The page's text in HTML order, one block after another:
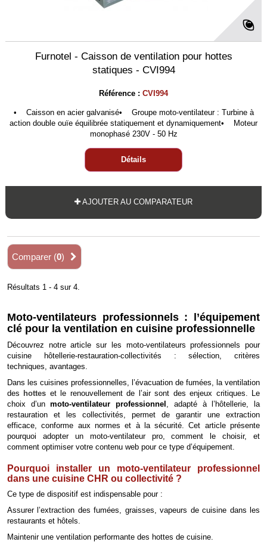
Furnotel - Caisson de ventilation pour hottes
statiques - CVI994
Référence : CVI994
• Caisson en acier galvanisé• Groupe moto-ventilateur : Turbine à
action double ouïe équilibrée statiquement et dynamiquement• Moteur
monophasé 230V - 50 Hz
Détails
AJOUTER AU COMPARATEUR
Comparer (0)
Résultats 1 - 4 sur 4.
Moto-ventilateurs professionnels : l’équipement
clé pour la ventilation en cuisine professionnelle
Découvrez notre article sur les moto-ventilateurs professionnels pour
cuisine hôtellerie-restauration-collectivités : sélection, critères
techniques, avantages.
Dans les cuisines professionnelles, l’évacuation de fumées, la ventilation
des hottes et le renouvellement de l’air sont des enjeux critiques. Le
choix d’unmoto-ventilateur professionnel , adapté à l’hôtellerie, la
restauration et les collectivités, permet de garantir une extraction
efficace, conforme aux normes et à la sécurité. Cet article présente
pourquoi adopter un moto-ventilateur pro, comment le choisir, et
comment optimiser votre contenu web pour ce type d’équipement.
Pourquoi installer un moto-ventilateur professionnel
dans une cuisine CHR ou collectivité ?
Ce type de dispositif est indispensable pour :
Assurer l’extraction des fumées, graisses, vapeurs de cuisine dans les
restaurants et hôtels.
Maintenir une ventilation performante des hottes de cuisine.